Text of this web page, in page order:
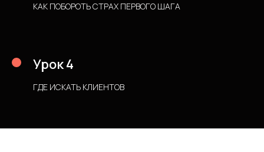
КАК ПОБОРОТЬ СТРАХ ПЕРВОГО ШАГА
Урок 4
ГДЕ ИСКАТЬ КЛИЕНТОВ